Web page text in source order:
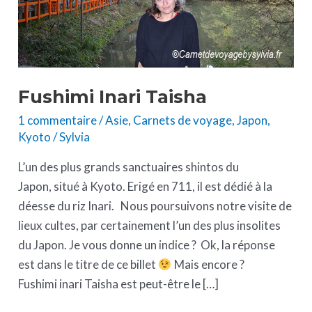
Fushimi Inari Taisha
1 commentaire/Asie, Carnets de voyage,Japon,
Kyoto/Sylvia
L’un des plus grands sanctuaires shintos du
Japon, situé à Kyoto. Erigé en 711, il est dédié à la
déesse du riz Inari. Nous poursuivons notre visite de
lieux cultes, par certainement l’un des plus insolites
du Japon. Je vous donne un indice ? Ok, la réponse
est dans le titre de ce billet
Mais encore ?
Fushimi inari Taisha est peut-être le […]